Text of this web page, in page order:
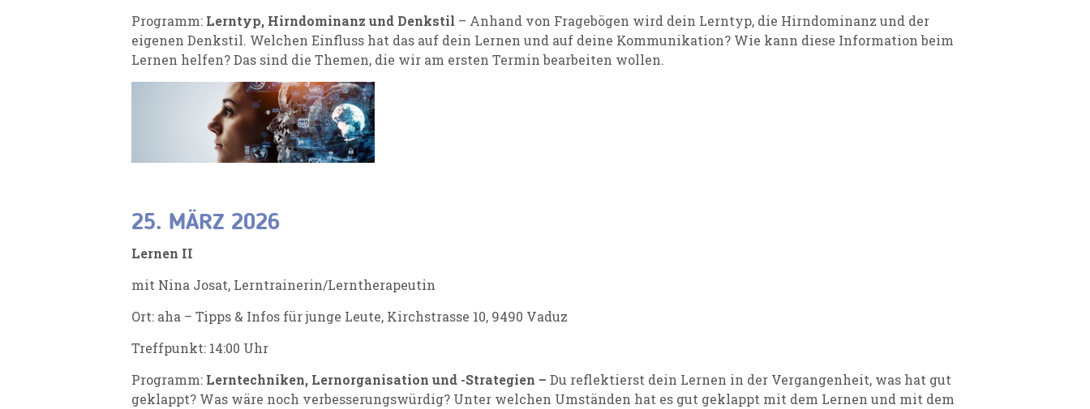
Programm: Lerntyp, Hirndominanz und Denkstil – Anhand von Fragebögen wird dein Lerntyp, die Hirndominanz und der
eigenen Denkstil. Welchen Einfluss hat das auf dein Lernen und auf deine Kommunikation? Wie kann diese Information beim
Lernen helfen? Das sind die Themen, die wir am ersten Termin bearbeiten wollen.
25. MÄRZ 2026
Lernen II
mit Nina Josat, Lerntrainerin/Lerntherapeutin
Ort: aha – Tipps & Infos für junge Leute, Kirchstrasse 10, 9490 Vaduz
Treffpunkt: 14:00 Uhr
Programm: Lerntechniken, Lernorganisation und -Strategien – Du reflektierst dein Lernen in der Vergangenheit, was hat gut
geklappt? Was wäre noch verbesserungswürdig? Unter welchen Umständen hat es gut geklappt mit dem Lernen und mit dem